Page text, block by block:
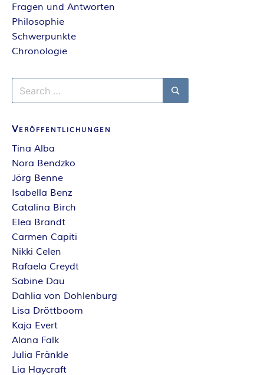
Fragen und Antworten
Philosophie
Schwerpunkte
Chronologie
Search
for:
Search
Veröffentlichungen
Tina Alba
Nora Bendzko
Jörg Benne
Isabella Benz
Catalina Birch
Elea Brandt
Carmen Capiti
Nikki Celen
Rafaela Creydt
Sabine Dau
Dahlia von Dohlenburg
Lisa Dröttboom
Kaja Evert
Alana Falk
Julia Fränkle
Lia Haycraft